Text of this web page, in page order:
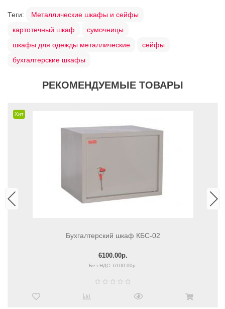
Теги:
Металлические шкафы и сейфы
картотечный шкаф
сумочницы
шкафы для одежды металлические
сейфы
бухгалтерские шкафы
РЕКОМЕНДУЕМЫЕ ТОВАРЫ
Хит
Бухгалтерский шкаф КБС-02
6100.00р.
Без НДС: 6100.00р.